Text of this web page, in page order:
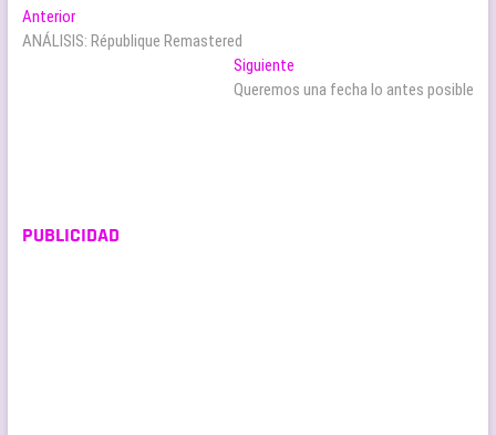
Navegación
de
AnteriorEntrada
anterior:
ANÁLISIS: République Remastered
Siguiente
siguiente:
Queremos una fecha lo antes posible
PUBLICIDAD